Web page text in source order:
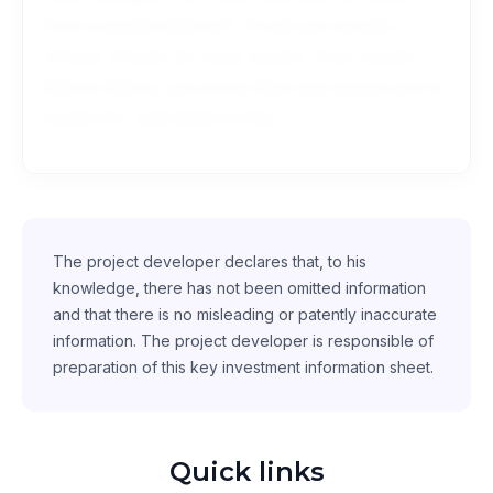
The project developer declares that, to his
knowledge, there has not been omitted information
and that there is no misleading or patently inaccurate
information. The project developer is responsible of
preparation of this key investment information sheet.
Quick links